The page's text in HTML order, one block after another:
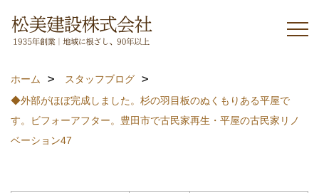
ホーム
スタッフブログ
◆外部がほぼ完成しました。杉の羽目板のぬくもりある平屋で
す。ビフォーアフター。豊田市で古民家再生・平屋の古民家リノ
ベーション47